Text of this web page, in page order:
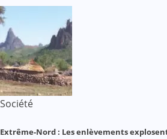
Société
Extrême-Nord : Les enlèvements